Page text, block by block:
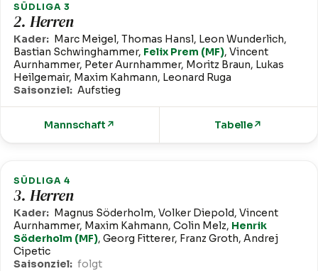
SÜDLIGA 3
2. Herren
Kader: Marc Meigel, Thomas Hansl, Leon Wunderlich,
Bastian Schwinghammer, Felix Prem (MF), Vincent
Aurnhammer, Peter Aurnhammer, Moritz Braun, Lukas
Heilgemair, Maxim Kahmann, Leonard Ruga
Saisonziel: Aufstieg
Mannschaft ↗ Tabelle↗
SÜDLIGA 4
3. Herren
Kader: Magnus Söderholm, Volker Diepold, Vincent
Aurnhammer, Maxim Kahmann, Colin Melz, Henrik
Söderholm (MF), Georg Fitterer, Franz Groth, Andrej
Cipetic
Saisonziel: folgt